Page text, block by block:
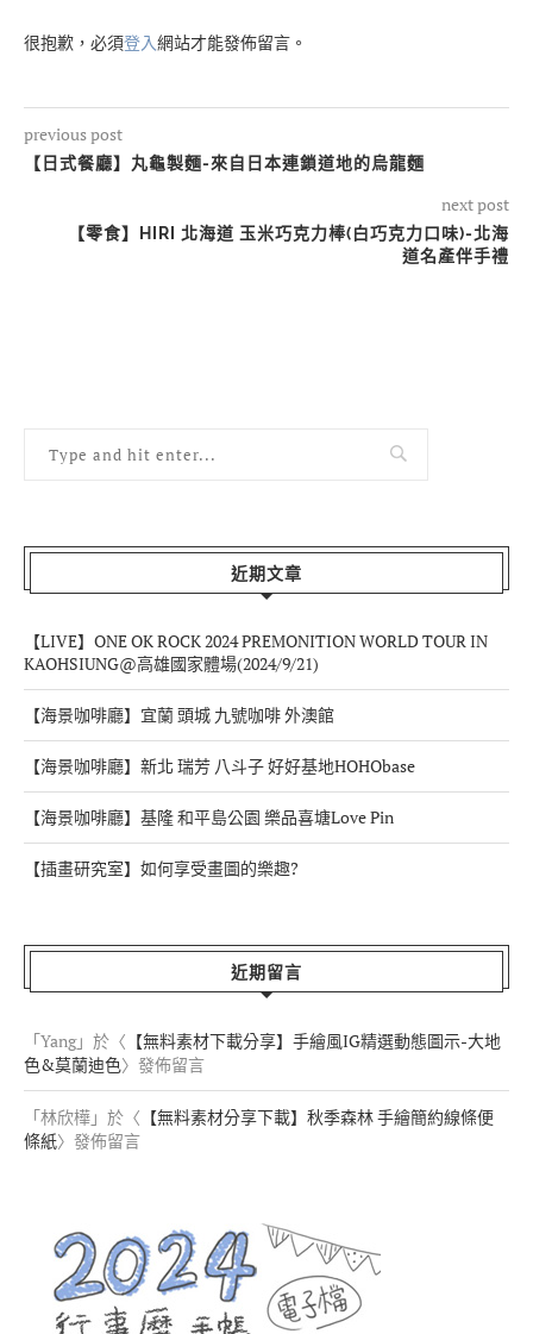
很抱歉，必須登入網站才能發佈留言。
previous post
【日式餐廳】丸龜製麵-來自日本連鎖道地的烏龍麵
next post
【零食】HIRI 北海道 玉米巧克力棒(白巧克力口味)-北海
道名產伴手禮
近期文章
【LIVE】ONE OK ROCK 2024 PREMONITION WORLD TOUR IN
KAOHSIUNG@高雄國家體場(2024/9/21)
【海景咖啡廳】宜蘭 頭城 九號咖啡 外澳館
【海景咖啡廳】新北 瑞芳 八斗子 好好基地HOHObase
【海景咖啡廳】基隆 和平島公園 樂品喜塘Love Pin
【插畫研究室】如何享受畫圖的樂趣?
近期留言
「Yang」於〈 【無料素材下載分享】手繪風IG精選動態圖示-大地
色&莫蘭迪色〉發佈留言
「林欣樺 」於〈 【無料素材分享下載】秋季森林 手繪簡約線條便
條紙〉發佈留言